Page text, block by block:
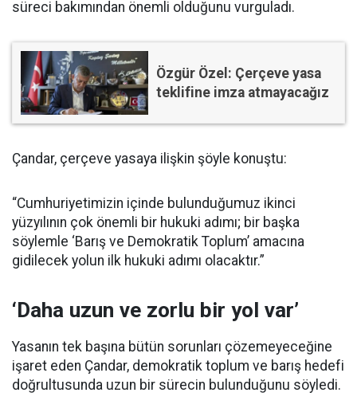
süreci bakımından önemli olduğunu vurguladı.
Özgür Özel: Çerçeve yasa
teklifine imza atmayacağız
Çandar, çerçeve yasaya ilişkin şöyle konuştu:
“Cumhuriyetimizin içinde bulunduğumuz ikinci
yüzyılının çok önemli bir hukuki adımı; bir başka
söylemle ‘Barış ve Demokratik Toplum’ amacına
gidilecek yolun ilk hukuki adımı olacaktır.”
‘Daha uzun ve zorlu bir yol var’
Yasanın tek başına bütün sorunları çözemeyeceğine
işaret eden Çandar, demokratik toplum ve barış hedefi
doğrultusunda uzun bir sürecin bulunduğunu söyledi.